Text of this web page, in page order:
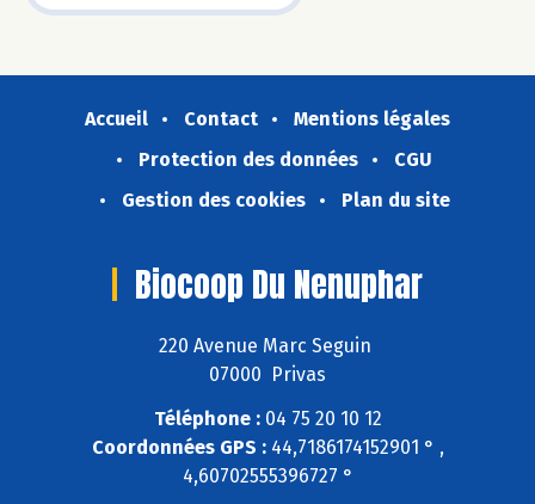
Accueil Contact
Mentions légales
Protection des données
CGU
Gestion des cookies
Plan du site
Biocoop Du Nenuphar
220 Avenue Marc Seguin
07000 Privas
Téléphone :04 75 20 10 12
Coordonnées GPS :44,7186174152901 ° ,
4,60702555396727 °